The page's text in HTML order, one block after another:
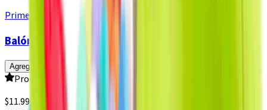
Prime
Balón de Fútbol Súper Prime N5
Agregar
Producto sin calificar
$11.990